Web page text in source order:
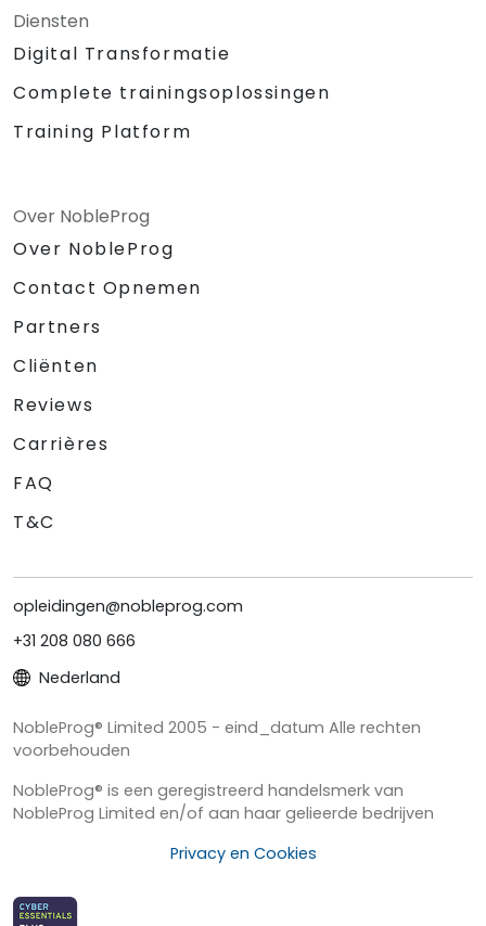
Diensten
Digital Transformatie
Complete trainingsoplossingen
Training Platform
Over NobleProg
Over NobleProg
Contact Opnemen
Partners
Cliënten
Reviews
Carrières
FAQ
T&C
opleidingen@nobleprog.com
+31 208 080 666
Nederland
NobleProg® Limited 2005 - eind_datum Alle rechten
voorbehouden
NobleProg® is een geregistreerd handelsmerk van
NobleProg Limited en/of aan haar gelieerde bedrijven
Privacy en Cookies